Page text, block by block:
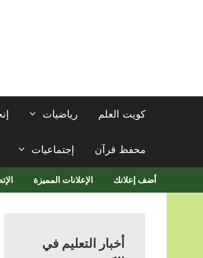
كويت العلم رياضيات
محفظ قرآن إجتماعيات
أضف إعلانك الإعلانات المميزة
أخبار التعليم في